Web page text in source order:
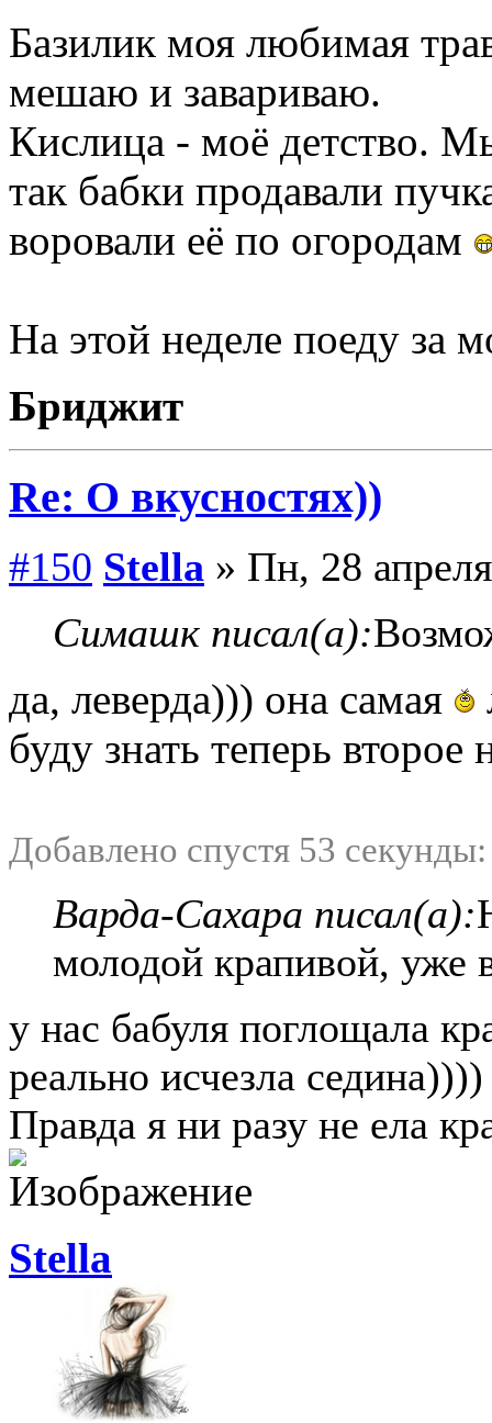
Базилик моя любимая
мешаю и завариваю.
Кислица - моё детство.
так бабки продавали
воровали её по огородам
На этой неделе поеду за
Бриджит
Re: О вкусностях))
#150 Stella » Пн, 28
Симашк писал(а):
да, леверда))) она самая
буду знать теперь второе
Добавлено спустя 53 секунды:
Варда-Сахара писал(а):
молодой крапивой, уже
у нас бабуля поглощала
реально исчезла
Правда я ни разу не ела
Stella